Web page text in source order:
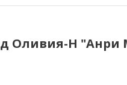
Оливия-Н "Анри